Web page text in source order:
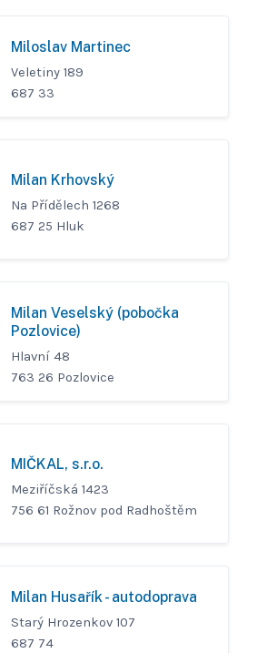
Miloslav Martinec
Veletiny 189
687 33
Milan Krhovský
Na Přídělech 1268
687 25 Hluk
Milan Veselský (pobočka
Pozlovice)
Hlavní 48
763 26 Pozlovice
MIČKAL, s.r.o.
Meziříčská 1423
756 61 Rožnov pod Radhoštěm
Milan Husařík - autodoprava
Starý Hrozenkov 107
687 74